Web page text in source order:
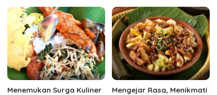
Menemukan Surga Kuliner
Mengejar Rasa, Menikmati